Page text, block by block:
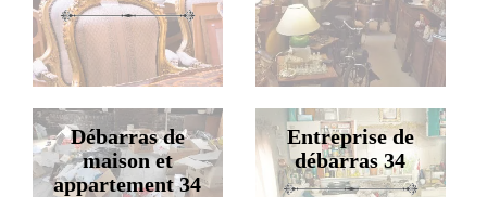
Débarras de
maison et
appartement 34
Entreprise de
débarras 34